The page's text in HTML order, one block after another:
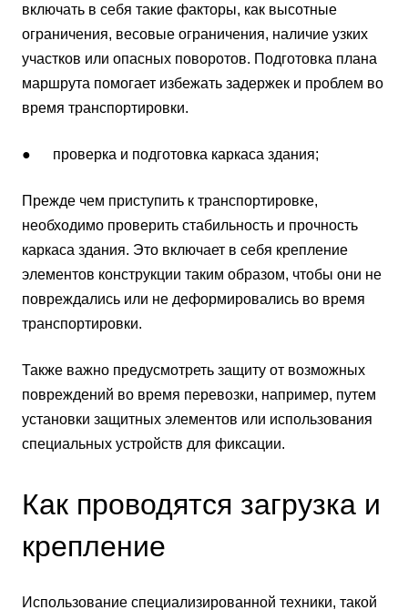
включать в себя такие факторы, как высотные
ограничения, весовые ограничения, наличие узких
участков или опасных поворотов. Подготовка плана
маршрута помогает избежать задержек и проблем во
время транспортировки.
● проверка и подготовка каркаса здания;
Прежде чем приступить к транспортировке,
необходимо проверить стабильность и прочность
каркаса здания. Это включает в себя крепление
элементов конструкции таким образом, чтобы они не
повреждались или не деформировались во время
транспортировки.
Также важно предусмотреть защиту от возможных
повреждений во время перевозки, например, путем
установки защитных элементов или использования
специальных устройств для фиксации.
Как проводятся загрузка и
крепление
Использование специализированной техники, такой